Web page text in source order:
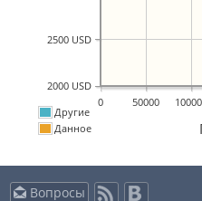
0 50000
2000 USD
2500 USD
Другие
Данное
Вопросы